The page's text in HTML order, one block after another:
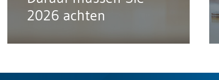
2026 achten